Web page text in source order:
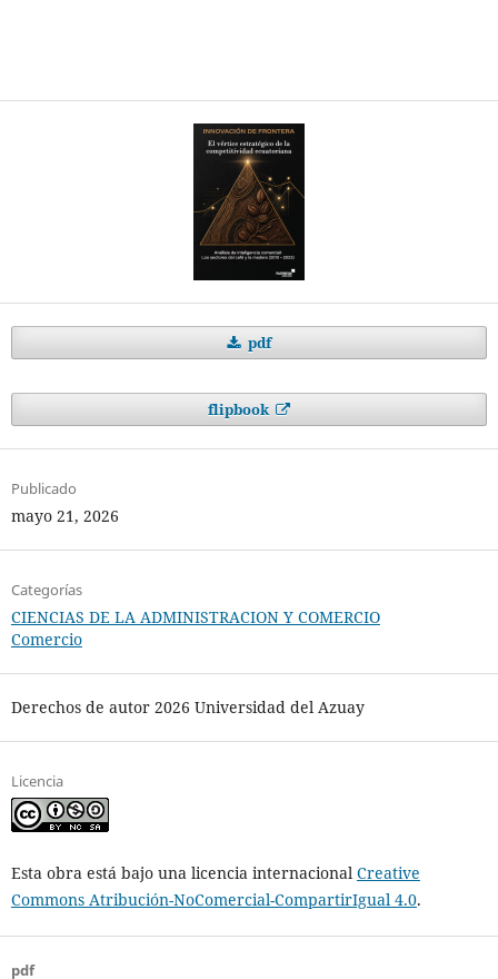
pdf
flipbook
Publicado
mayo 21, 2026
Categorías
CIENCIAS DE LA ADMINISTRACION Y COMERCIO
Comercio
Derechos de autor 2026 Universidad del Azuay
Licencia
Esta obra está bajo una licencia internacional Creative
Commons Atribución-NoComercial-CompartirIgual 4.0.
pdf